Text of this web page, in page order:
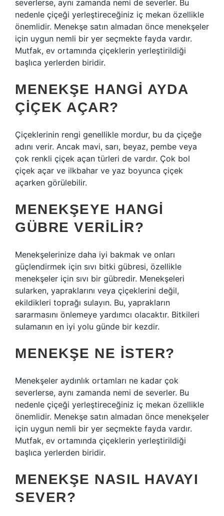
severlerse, aynı zamanda nemi de severler. Bu
nedenle çiçeği yerleştireceğiniz iç mekan özellikle
önemlidir. Menekşe satın almadan önce menekşeler
için uygun nemli bir yer seçmekte fayda vardır.
Mutfak, ev ortamında çiçeklerin yerleştirildiği
başlıca yerlerden biridir.
MENEKŞE HANGI AYDA
ÇIÇEK AÇAR?
Çiçeklerinin rengi genellikle mordur, bu da çiçeğe
adını verir. Ancak mavi, sarı, beyaz, pembe veya
çok renkli çiçek açan türleri de vardır. Çok bol
çiçek açar ve ilkbahar ve yaz boyunca çiçek
açarken görülebilir.
MENEKŞEYE HANGI
GÜBRE VERILIR?
Menekşelerinize daha iyi bakmak ve onları
güçlendirmek için sıvı bitki gübresi, özellikle
menekşeler için sıvı bir gübredir. Menekşeleri
sularken, yapraklarını veya çiçeklerini değil,
ekildikleri toprağı sulayın. Bu, yaprakların
sararmasını önlemeye yardımcı olacaktır. Bitkileri
sulamanın en iyi yolu günde bir kezdir.
MENEKŞE NE ISTER?
Menekşeler aydınlık ortamları ne kadar çok
severlerse, aynı zamanda nemi de severler. Bu
nedenle çiçeği yerleştireceğiniz iç mekan özellikle
önemlidir. Menekşe satın almadan önce menekşeler
için uygun nemli bir yer seçmekte fayda vardır.
Mutfak, ev ortamında çiçeklerin yerleştirildiği
başlıca yerlerden biridir.
MENEKŞE NASIL HAVAYI
SEVER?